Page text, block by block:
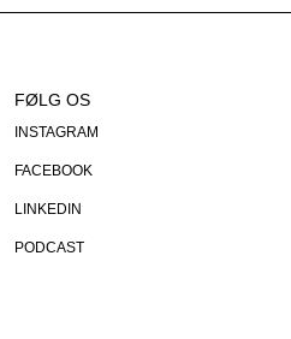
FØLG OS
INSTAGRAM
FACEBOOK
LINKEDIN
PODCAST